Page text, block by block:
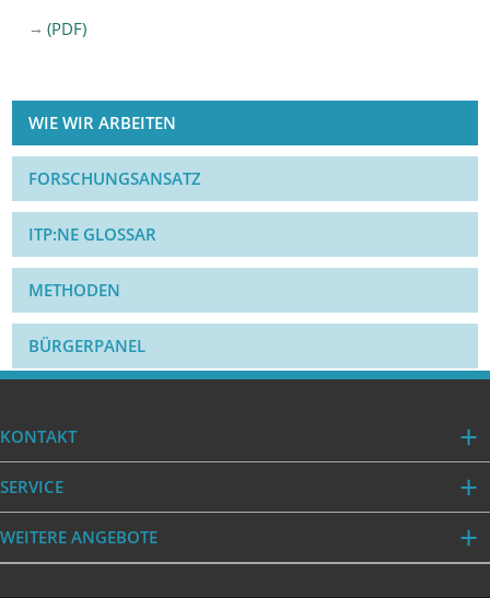
(PDF)
WIE WIR ARBEITEN
FORSCHUNGSANSATZ
ITP:NE GLOSSAR
METHODEN
BÜRGERPANEL
KONTAKT
SERVICE
WEITERE ANGEBOTE